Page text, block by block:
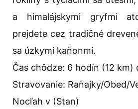
a himalájskymi gryfmi
prejdete cez tradičné
sa úzkymi kaňonmi.
Čas chôdze: 6 hodín (12 km)
Stravovanie: Raňajky/Obed/
Nocľah v (Stan)